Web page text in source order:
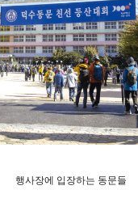
행사장에 입장하는 동문들